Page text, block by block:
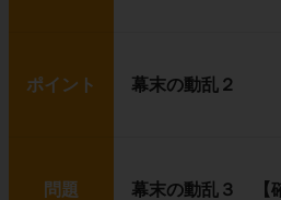
ポイント 幕末の動乱２
問題 幕末の動乱３ 【